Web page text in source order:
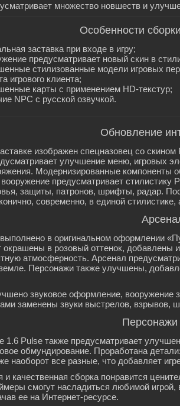
множество новшеств и
Особенности
заставка при входе в игру;
предусматривает новый скин в
стилизованные модели игровых
игрового клиента;
карты с применением HD-текстур;
NPC с русской озвучкой.
Обновление
изображен спецназовец со
улучшение меню, игровых
Модернизированные компоненты
предусматривает стилистику
защиты, патронов, шрифты, радар.
современно, в единой
в оригинальном оформлении
окрашены в розовый оттенок, добавлены
атмосферность. Арсенал
Персонажи также улучшены,
звуковое оформление, вооружение
заменены звуки выстрелов, взрывов,
Персонажи
1.6 Pulse также предусматривает
обмундирование. Проработана
наоборот все разные, что добавляет
качественная сборка понравится
смогут насладиться любимой
ее на Интернет-ресурсе.